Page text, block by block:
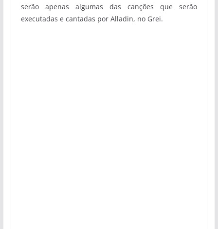
serão apenas algumas das canções que serão
executadas e cantadas por Alladin, no Grei.